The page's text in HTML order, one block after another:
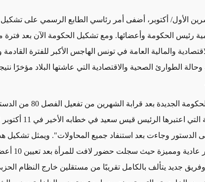
الأول/ أكتوبر، أضفى أمر رئاسي الطابع الرسمي على
رئيس الحكومة وأعضائها. ومع تشكيل الحكومة الآن بعد فترة
والمالية العامة في تونس الهاجس الأكبر للفترة
وحالة الطوارئ الصحية والاقتصادية التي عاشتها البلاد مؤخرًا
تشكلت الحكومة الجديدة بعد
الدستور وجاءت بعد استنفاد جميع المحاولات". ويمثل تشكيل
خطوة غير
وفريق جديد يتألف بالكامل تقريبًا من مستقلين خارج النظام